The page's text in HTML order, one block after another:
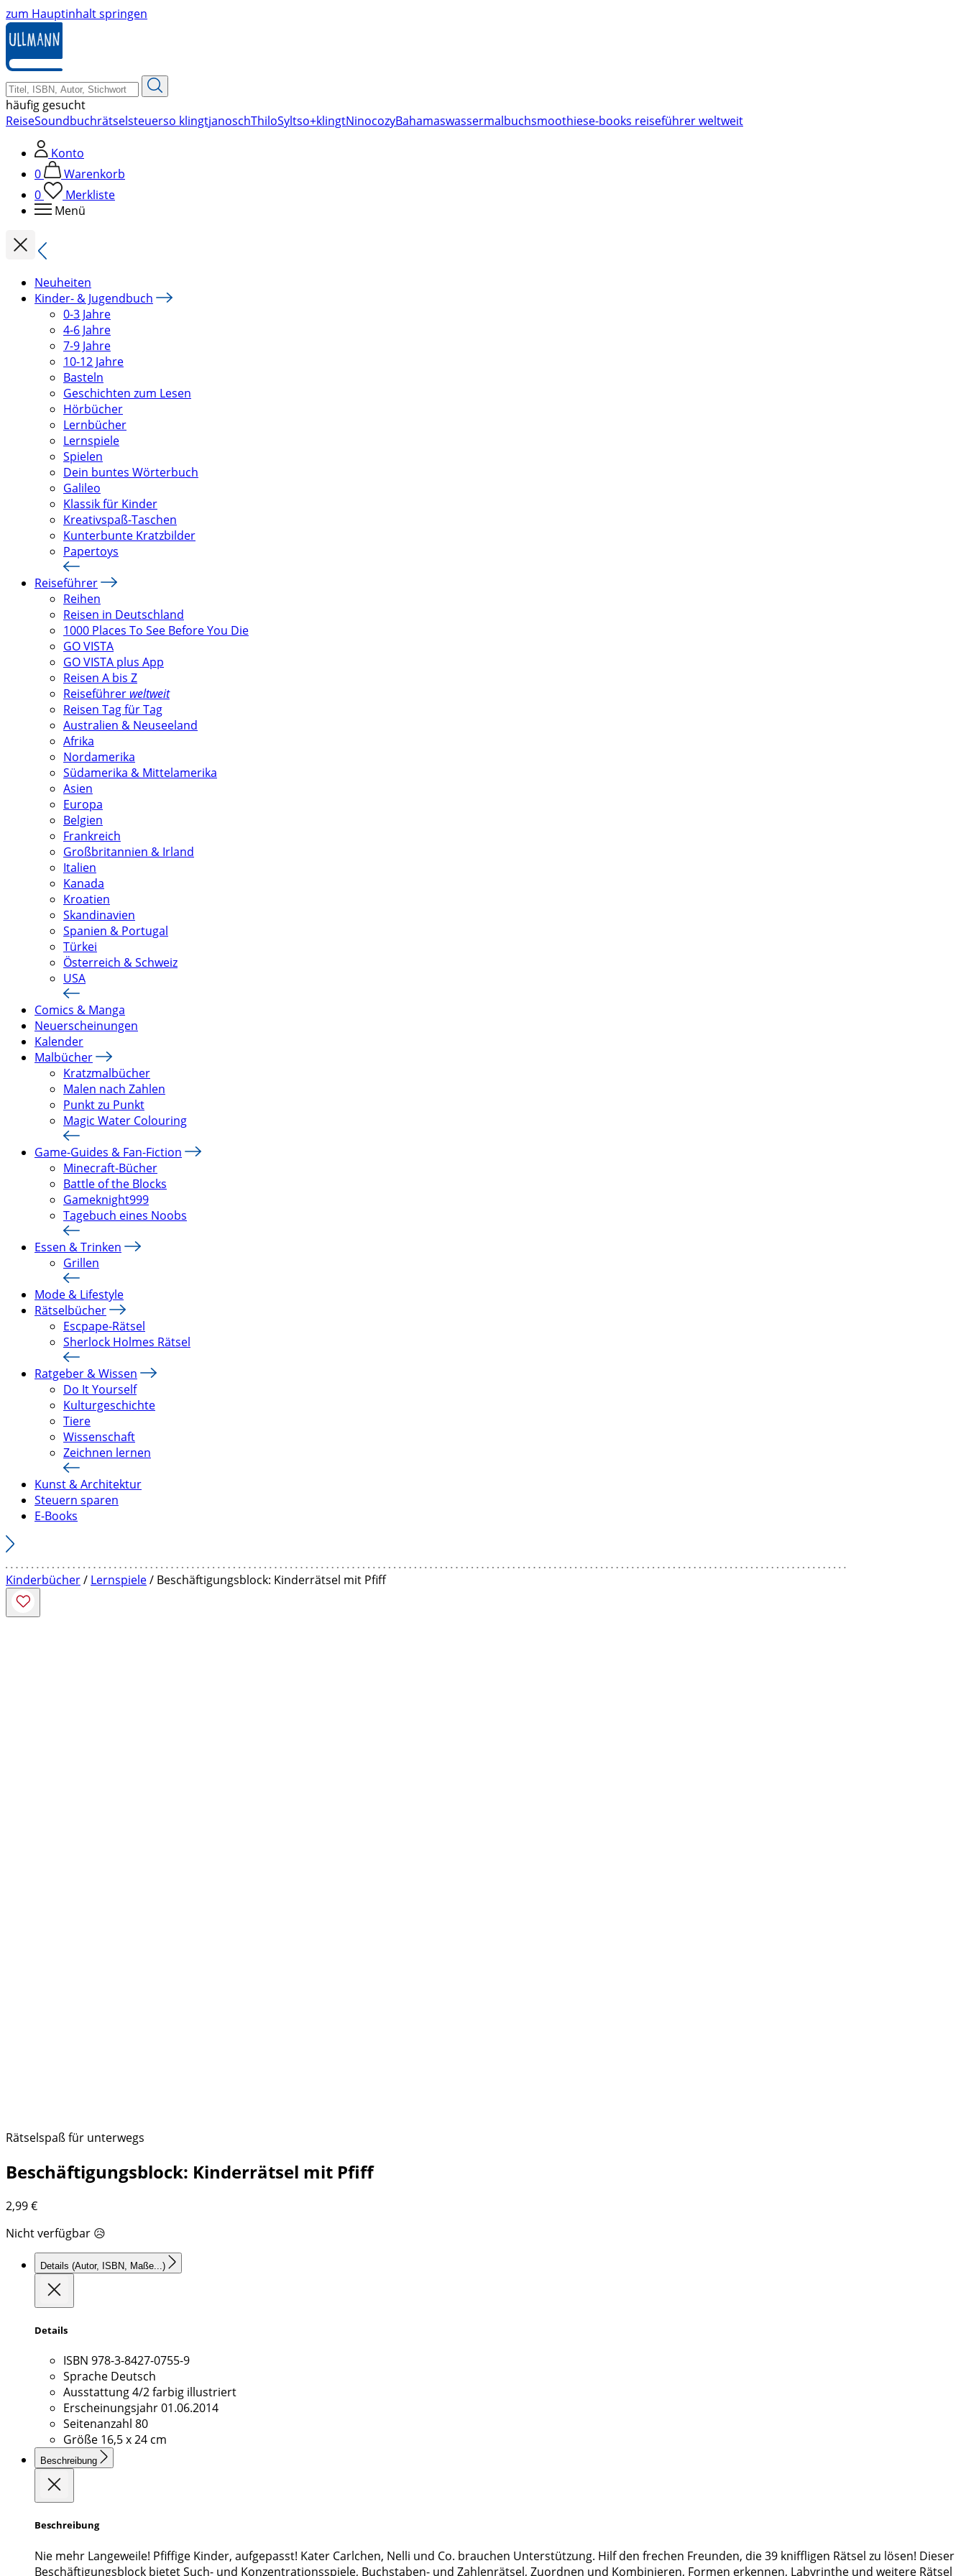
zum Hauptinhalt springen
häufig gesucht
ReiseSoundbuchrätselsteuerso klingtjanoschThiloSyltso+klingtNinocozyBahamaswassermalbuchsmoothiese-books reiseführer weltweit
Konto
0
Warenkorb
0
Merkliste
Menü
Neuheiten
Kinder- & Jugendbuch
0-3 Jahre
4-6 Jahre
7-9 Jahre
10-12 Jahre
Basteln
Geschichten zum Lesen
Hörbücher
Lernbücher
Lernspiele
Spielen
Dein buntes Wörterbuch
Galileo
Klassik für Kinder
Kreativspaß-Taschen
Kunterbunte Kratzbilder
Papertoys
Reiseführer
Reihen
Reisen in Deutschland
1000 Places To See Before You Die
GO VISTA
GO VISTA plus App
Reisen A bis Z
Reiseführer weltweit
Reisen Tag für Tag
Australien & Neuseeland
Afrika
Nordamerika
Südamerika & Mittelamerika
Asien
Europa
Belgien
Frankreich
Großbritannien & Irland
Italien
Kanada
Kroatien
Skandinavien
Spanien & Portugal
Türkei
Österreich & Schweiz
USA
Comics & Manga
Neuerscheinungen
Kalender
Malbücher
Kratzmalbücher
Malen nach Zahlen
Punkt zu Punkt
Magic Water Colouring
Game-Guides & Fan-Fiction
Minecraft-Bücher
Battle of the Blocks
Gameknight999
Tagebuch eines Noobs
Essen & Trinken
Grillen
Mode & Lifestyle
Rätselbücher
Escpape-Rätsel
Sherlock Holmes Rätsel
Ratgeber & Wissen
Do It Yourself
Kulturgeschichte
Tiere
Wissenschaft
Zeichnen lernen
Kunst & Architektur
Steuern sparen
E-Books
Kinderbücher/ Lernspiele/ Beschäftigungsblock: Kinderrätsel mit Pfiff
Rätselspaß für unterwegs
Beschäftigungsblock: Kinderrätsel mit Pfiff
2,99€
Nicht verfügbar 😥
Details (Autor, ISBN, Maße...)
Details
ISBN 978-3-8427-0755-9
Sprache Deutsch
Ausstattung4/2 farbig illustriert
Erscheinungsjahr01.06.2014
Seitenanzahl 80
Größe 16,5 x 24 cm
Beschreibung
Beschreibung
Nie mehr Langeweile! Pfiffige Kinder, aufgepasst! Kater Carlchen, Nelli und Co. brauchen Unterstützung. Hilf den frechen Freunden, die 39 kniffligen Rätsel zu lösen! Dieser
Beschäftigungsblock bietet Such- und Konzentrationsspiele, Buchstaben- und Zahlenrätsel, Zuordnen und Kombinieren, Formen erkennen, Labyrinthe und weitere Rätsel